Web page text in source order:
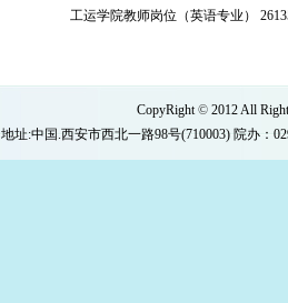
工运学院教师岗位（英语专业）
CopyRight© 2012 All
地址:中国.西安市西北一路98号(710003) 院办：